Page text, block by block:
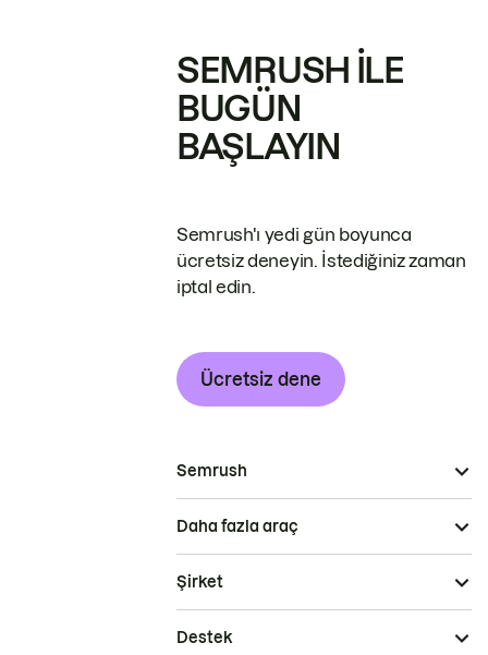
SEMRUSH ILE
BUGÜN
BAŞLAYIN
Semrush'ı yedi gün boyunca
ücretsiz deneyin. İstediğiniz zaman
iptal edin.
Ücretsiz dene
Semrush
Daha fazla araç
Şirket
Destek